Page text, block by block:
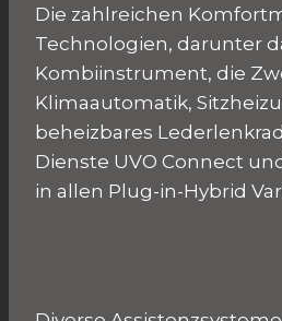
Die zahlreichen
Technologien, darunter
Kombiinstrument, die
Klimaautomatik,
beheizbares
Dienste UVO Connect
in allen Plug-in-Hybrid